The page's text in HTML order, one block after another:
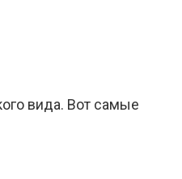
вида. Вот самые